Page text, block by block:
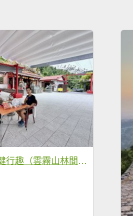
獨立山奉天岩健行趣（雲霧山林間的悠閒時光） 2026.7.30